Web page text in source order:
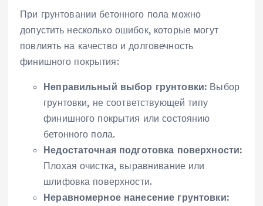
При грунтовании бетонного пола можно
допустить несколько ошибок, которые могут
повлиять на качество и долговечность
финишного покрытия:
Неправильный выбор грунтовки: Выбор
грунтовки, не соответствующей типу
финишного покрытия или состоянию
бетонного пола.
Недостаточная подготовка поверхности:
Плохая очистка, выравнивание или
шлифовка поверхности.
Неравномерное нанесение грунтовки: